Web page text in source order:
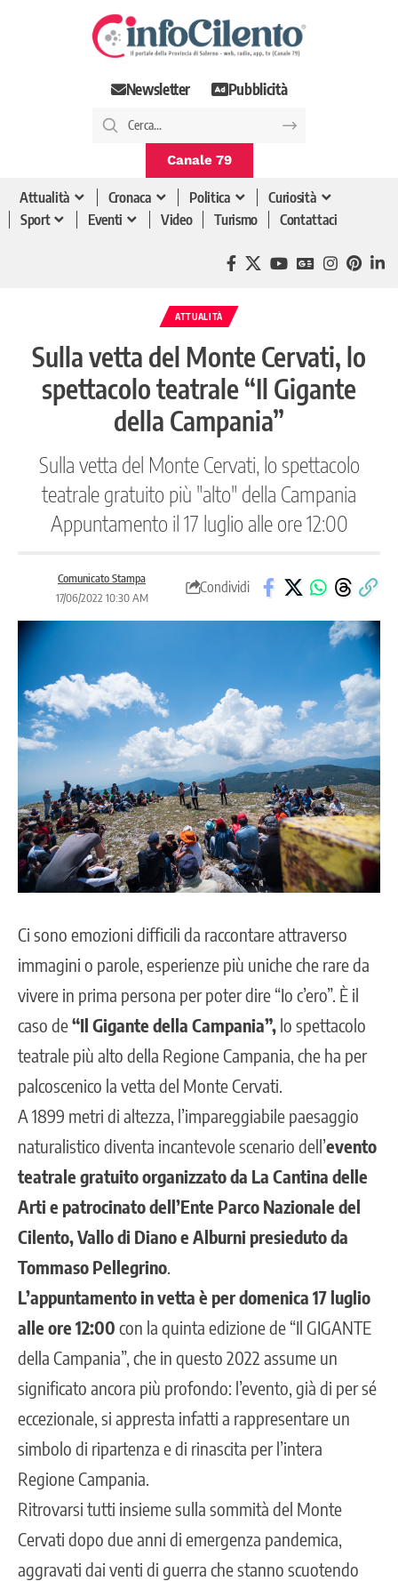
Newsletter Pubblicità
Canale 79
Attualità Cronaca Politica
Curiosità
Sport
Eventi Video Turismo Contattaci
ATTUALITÀ
Sulla vetta del Monte Cervati, lo
spettacolo teatrale “Il Gigante
della Campania”
Sulla vetta del Monte Cervati, lo spettacolo
teatrale gratuito più "alto" della Campania
Appuntamento il 17 luglio alle ore 12:00
Comunicato Stampa
17/06/2022 10:30 AM
Condividi
Ci sono emozioni difficili da raccontare attraverso
immagini o parole, esperienze più uniche che rare da
vivere in prima persona per poter dire “Io c’ero”. È il
caso de“Il Gigante della Campania”, lo spettacolo
teatrale più alto della Regione Campania, che ha per
palcoscenico la vetta del Monte Cervati.
A 1899 metri di altezza, l’impareggiabile paesaggio
naturalistico diventa incantevole scenario dell’evento
teatrale gratuito organizzato da La Cantina delle
Arti e patrocinato dell’Ente Parco Nazionale del
Cilento, Vallo di Diano e Alburni presieduto da
Tommaso Pellegrino
L’appuntamento in vetta è per domenica 17 luglio
alle ore 12:00 con la quinta edizione de “Il GIGANTE
della Campania”, che in questo 2022 assume un
significato ancora più profondo: l’evento, già di per sé
eccezionale, si appresta infatti a rappresentare un
simbolo di ripartenza e di rinascita per l’intera
Regione Campania.
Ritrovarsi tutti insieme sulla sommità del Monte
Cervati dopo due anni di emergenza pandemica,
aggravati dai venti di guerra che stanno scuotendo